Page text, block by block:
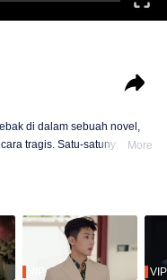
di dalam sebuah novel,
tragis. Satu-satunya cara
alur cerita pun mulai
sang protagonis yang
kekuatan yang
jalan menuju penebusan
More
VIP